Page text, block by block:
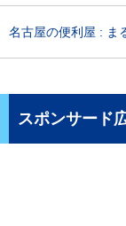
名古屋の便利屋 : ま
スポンサード